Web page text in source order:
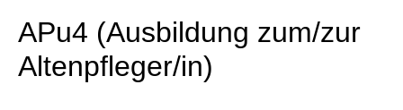
APu4 (Ausbildung zum/zur
Altenpfleger/in)